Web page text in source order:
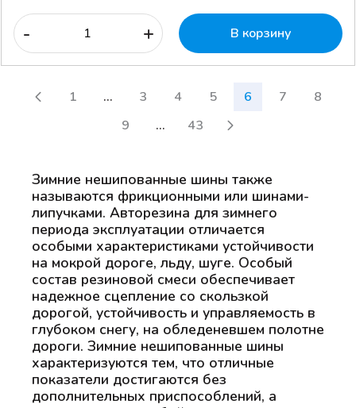
- + В корзину
1 ... 3 4 5 6 7
8
9
... 43
Зимние нешипованные шины также
называются фрикционными или шинами-
липучками. Авторезина для зимнего
периода эксплуатации отличается
особыми характеристиками устойчивости
на мокрой дороге, льду, шуге. Особый
состав резиновой смеси обеспечивает
надежное сцепление со скользкой
дорогой, устойчивость и управляемость в
глубоком снегу, на обледеневшем полотне
дороги. Зимние нешипованные шины
характеризуются тем, что отличные
показатели достигаются без
дополнительных приспособлений, а